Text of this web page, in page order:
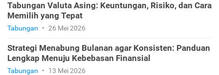
Tabungan Valuta Asing: Keuntungan, Risiko, dan Cara
Memilih yang Tepat
Tabungan • 26 Mei 2026
Strategi Menabung Bulanan agar Konsisten: Panduan
Lengkap Menuju Kebebasan Finansial
Tabungan • 13 Mei 2026